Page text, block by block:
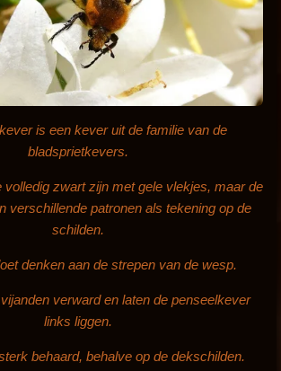
is een kever uit de familie van de
bladsprietkevers.
volledig zwart zijn met gele vlekjes, maar de
verschillende patronen als tekening op de
schilden.
denken aan de strepen van de wesp.
verward en laten de penseelkever
links liggen.
behaard, behalve op de dekschilden.